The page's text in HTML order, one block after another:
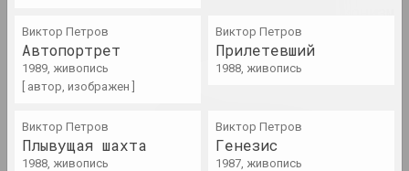
vs перформанс
публикация
Гродно закрыли из-за доноса
любительницы «русского
Виктор Петров
Автопортрет
1989, живопись
[ автор, изображен ]
Виктор Петров
Прилетевший
1988, живопись
Виктор Петров
Плывущая шахта
1988, живопись
Виктор Петров
Генезис
1987, живопись